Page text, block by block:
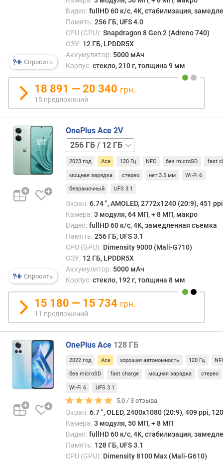
п
а
и
в
н
а
а
м
я
в
с
т
р
о
е
н
н
п
м
я
Спросить
Видео: fullHD 60 к/с, 4K, стабилизация,
Память: 256 ГБ, UFS 4.0
CPU (GPU): Snapdragon 8 Gen 2 (Adreno 740)
ОЗУ: 12 ГБ, LPDDR5X
Аккумулятор: 5000 мАч
Корпус: стекло, 210 г, толщина 9 мм
18 891 — 20 340 грн.
15 предложений
Спросить
OnePlus Ace 2V
256 ГБ
/
16 ГБ512 ГБ
16 ГБ
2023 год Ace 120 Гц NFC без microSD fast
мощная зарядка стерео нет 3.5 мм Wi-Fi 6
безрамочный UFS 3.1
Экран: 6.74 ", AMOLED, 2772х1240 (20:9), 451
Камера: 3 модуля, 64 МП, + 8 МП, макро
Видео: fullHD 60 к/с, 4K, замедленная съемка
Память: 256 ГБ, UFS 3.1
CPU (GPU): Dimensity 9000 (Mali-G710)
ОЗУ: 12 ГБ, LPDDR5X
Аккумулятор: 5000 мАч
Корпус: стекло, 192 г, толщина 8 мм
15 180 — 15 734 грн.
11 предложений
OnePlus Ace 128 ГБ
2022 год Ace хорошая автономность 120 Гц
без microSD fast charge мощная зарядка стерео
Wi-Fi 6 UFS 3.1
5.0 /3 отзыва
Экран: 6.7 ", OLED, 2400x1080 (20:9), 409 ppi,
Камера: 3 модуля, 50 МП, + 8 МП
Видео: fullHD 60 к/с, 4K, стабилизация,
Память: 128 ГБ, UFS 3.1
CPU (GPU): Dimensity 8100 Max (Mali-G610)